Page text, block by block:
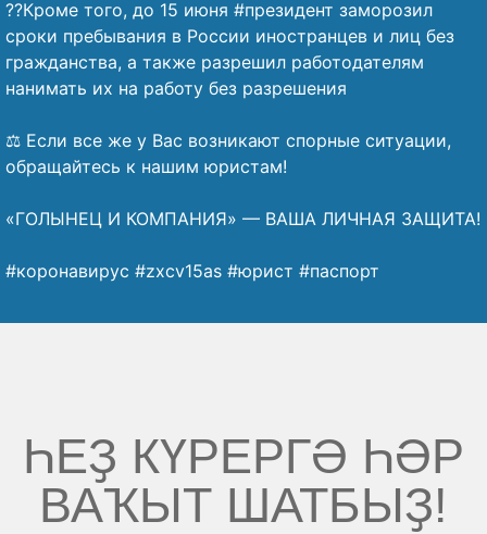
??Кроме того, до 15 июня #президент заморозил
сроки пребывания в России иностранцев и лиц без
гражданства, а также разрешил работодателям
нанимать их на работу без разрешения
⚖️ Если все же у Вас возникают спорные ситуации,
обращайтесь к нашим юристам!
«ГОЛЫНЕЦ И КОМПАНИЯ» — ВАША ЛИЧНАЯ ЗАЩИТА!
#коронавирус #zxcv15as #юрист #паспорт
ҺЕҘ КҮРЕРГӘ ҺӘР
ВАҠЫТ ШАТБЫҘ!